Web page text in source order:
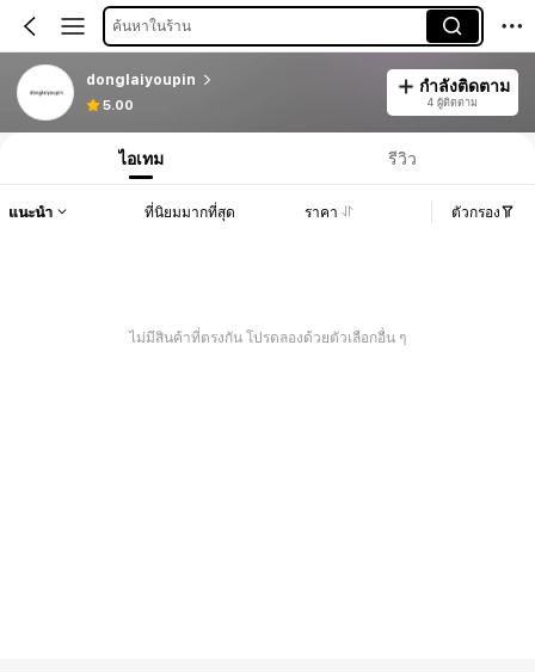
ค้นหาในร้าน
donglaiyoupin
5.00
กำลังติดตาม
4 ผู้ติดตาม
ไอเทม รีวิว
แนะนำ ที่นิยมมากที่สุด ราคา ตัวกรอง
ไม่มีสินค้าที่ตรงกัน โปรดลองด้วยตัวเลือกอื่น ๆ